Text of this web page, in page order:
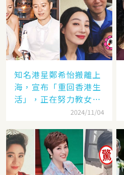
知名港星鄭希怡搬離上
海，宣布「重回香港生
活」，正在努力教女兒
2024/11/04